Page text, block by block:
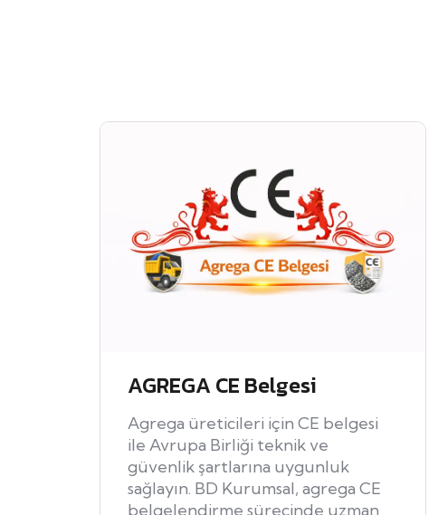
AGREGA CE Belgesi
Agrega üreticileri için CE belgesi
ile Avrupa Birliği teknik ve
güvenlik şartlarına uygunluk
sağlayın. BD Kurumsal, agrega CE
belgelendirme sürecinde uzman